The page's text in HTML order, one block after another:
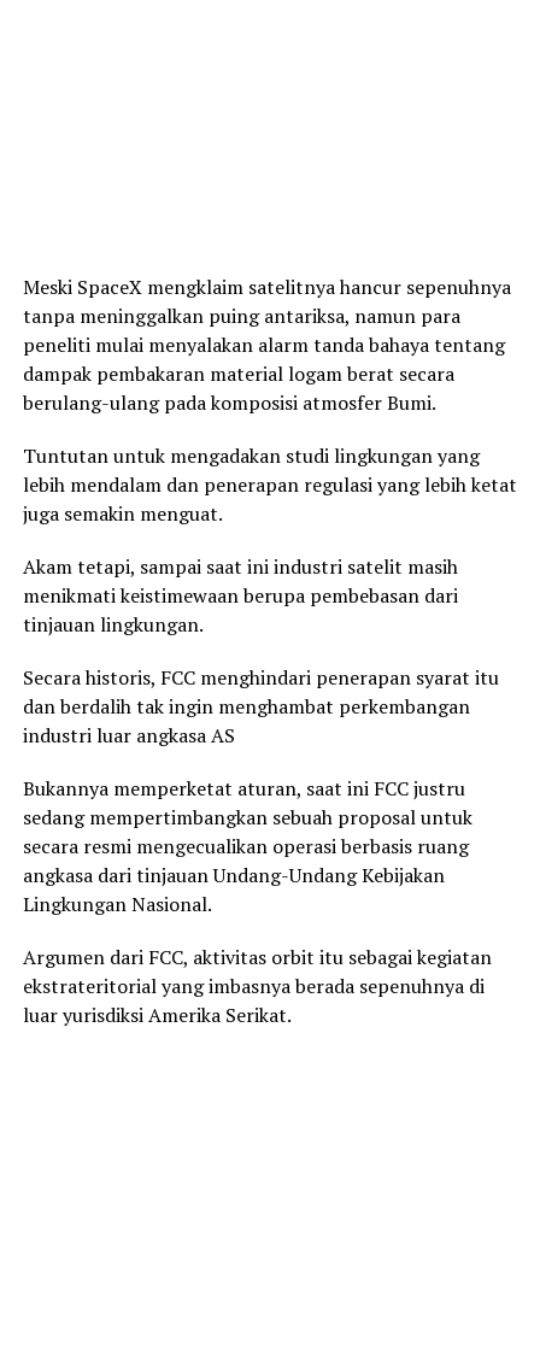
Meski SpaceX mengklaim satelitnya hancur sepenuhnya
tanpa meninggalkan puing antariksa, namun para
peneliti mulai menyalakan alarm tanda bahaya tentang
dampak pembakaran material logam berat secara
berulang-ulang pada komposisi atmosfer Bumi.
Tuntutan untuk mengadakan studi lingkungan yang
lebih mendalam dan penerapan regulasi yang lebih ketat
juga semakin menguat.
Akam tetapi, sampai saat ini industri satelit masih
menikmati keistimewaan berupa pembebasan dari
tinjauan lingkungan.
Secara historis, FCC menghindari penerapan syarat itu
dan berdalih tak ingin menghambat perkembangan
industri luar angkasa AS
Bukannya memperketat aturan, saat ini FCC justru
sedang mempertimbangkan sebuah proposal untuk
secara resmi mengecualikan operasi berbasis ruang
angkasa dari tinjauan Undang-Undang Kebijakan
Lingkungan Nasional.
Argumen dari FCC, aktivitas orbit itu sebagai kegiatan
ekstrateritorial yang imbasnya berada sepenuhnya di
luar yurisdiksi Amerika Serikat.